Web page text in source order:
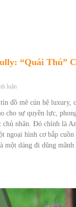
“Quái Thú”
luận
đồ mê cún hệ luxury,
cho sự quyền lực,
chủ nhân. Đó chính là
ngoại hình cơ bắp
một dáng đi dũng mãnh